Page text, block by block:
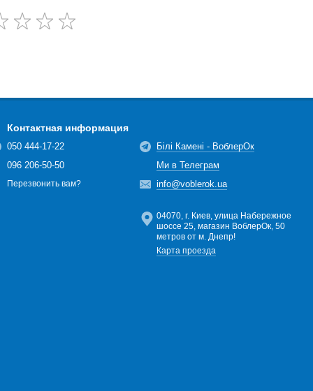
Контактная информация
050 444-17-22
096 206-50-50
Перезвонить вам?
Білі Камені - ВоблерОк
Ми в Телеграм
info@voblerok.ua
04070, г. Киев, улица Набережное
шоссе 25, магазин ВоблерОк, 50
метров от м. Днепр!
Карта проезда